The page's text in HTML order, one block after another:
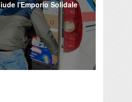
l'Emporio Solidale